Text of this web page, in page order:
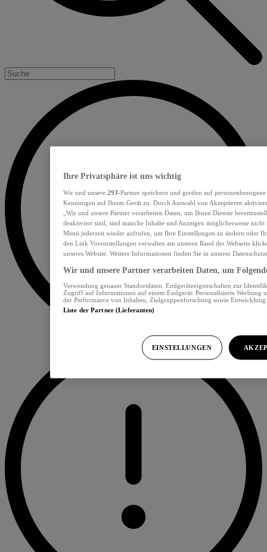
Ihre Privatsphäre ist uns wichtig
Wir und unsere 293-Partner speichern und greifen auf
Kennungen auf Ihrem Gerät zu. Durch Auswahl von Akzeptieren
„Wir und unsere Partner verarbeiten Daten, um Ihnen Dienste
deaktiviert sind, sind manche Inhalte und Anzeigen möglicherweise nicht
Menü jederzeit wieder aufrufen, um Ihre Einstellungen zu ändern oder
den Link Voreinstellungen verwalten am unteren Rand der Webseite
unseres Website. Weitere Informationen finden Sie in unserer
Wir und unsere Partner verarbeiten Daten, um
Verwendung genauer Standortdaten. Endgeräteeigenschaften zur
Zugriff auf Informationen auf einem Endgerät. Personalisierte Werbung
der Performance von Inhalten, Zielgruppenforschung sowie
Liste der Partner (Lieferanten)
EINSTELLUNGEN